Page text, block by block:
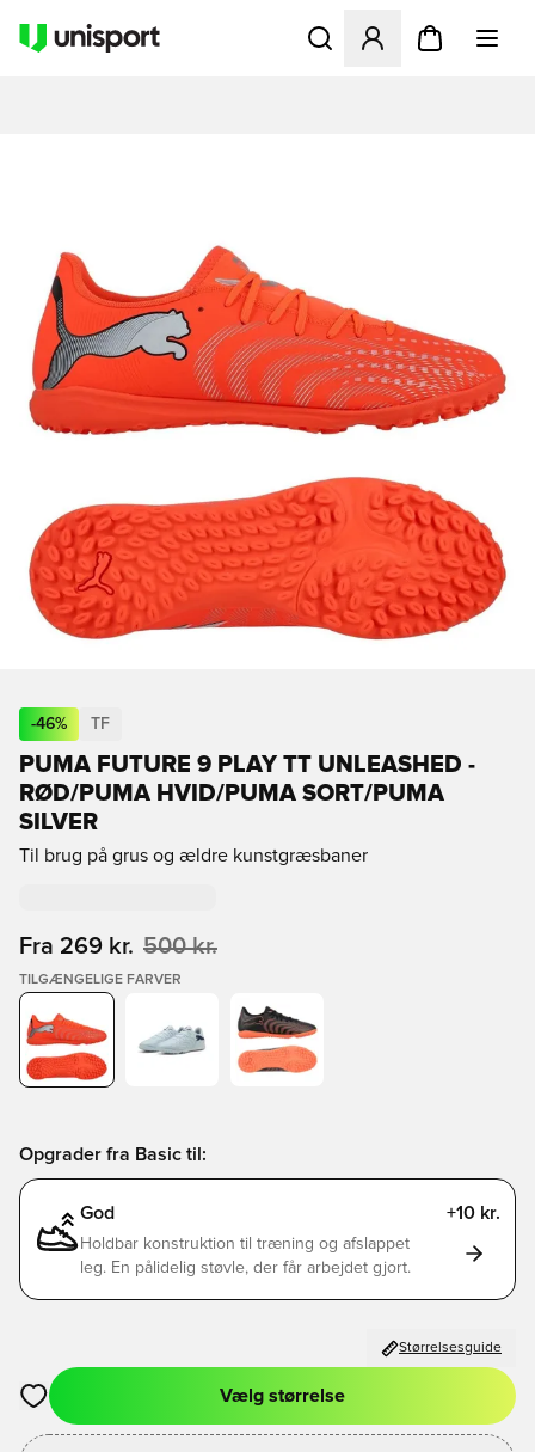
Åbner en Modal til at
-46% TF
PUMA FUTURE 9 PLAY TT UNLEASHED -
RØD/PUMA HVID/PUMA SORT/PUMA
SILVER
Til brug på grus og ældre kunstgræsbaner
Fra 269 kr. 500 kr.
TILGÆNGELIGE FARVER
Opgrader fra Basic til:
God +10 kr.
Holdbar konstruktion til træning og afslappet
leg. En pålidelig støvle, der får arbejdet gjort.
Størrelsesguide
Åbner en Modal til at logge ind eller tilmelde dig som medlem
Vælg størrelse